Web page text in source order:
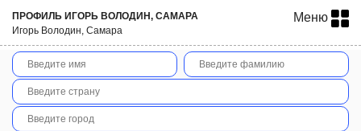
ПРОФИЛЬ ИГОРЬ ВОЛОДИН, САМАРА
Игорь Володин, Самара
Меню